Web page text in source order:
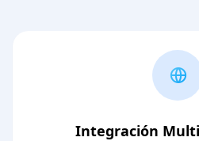
Integración